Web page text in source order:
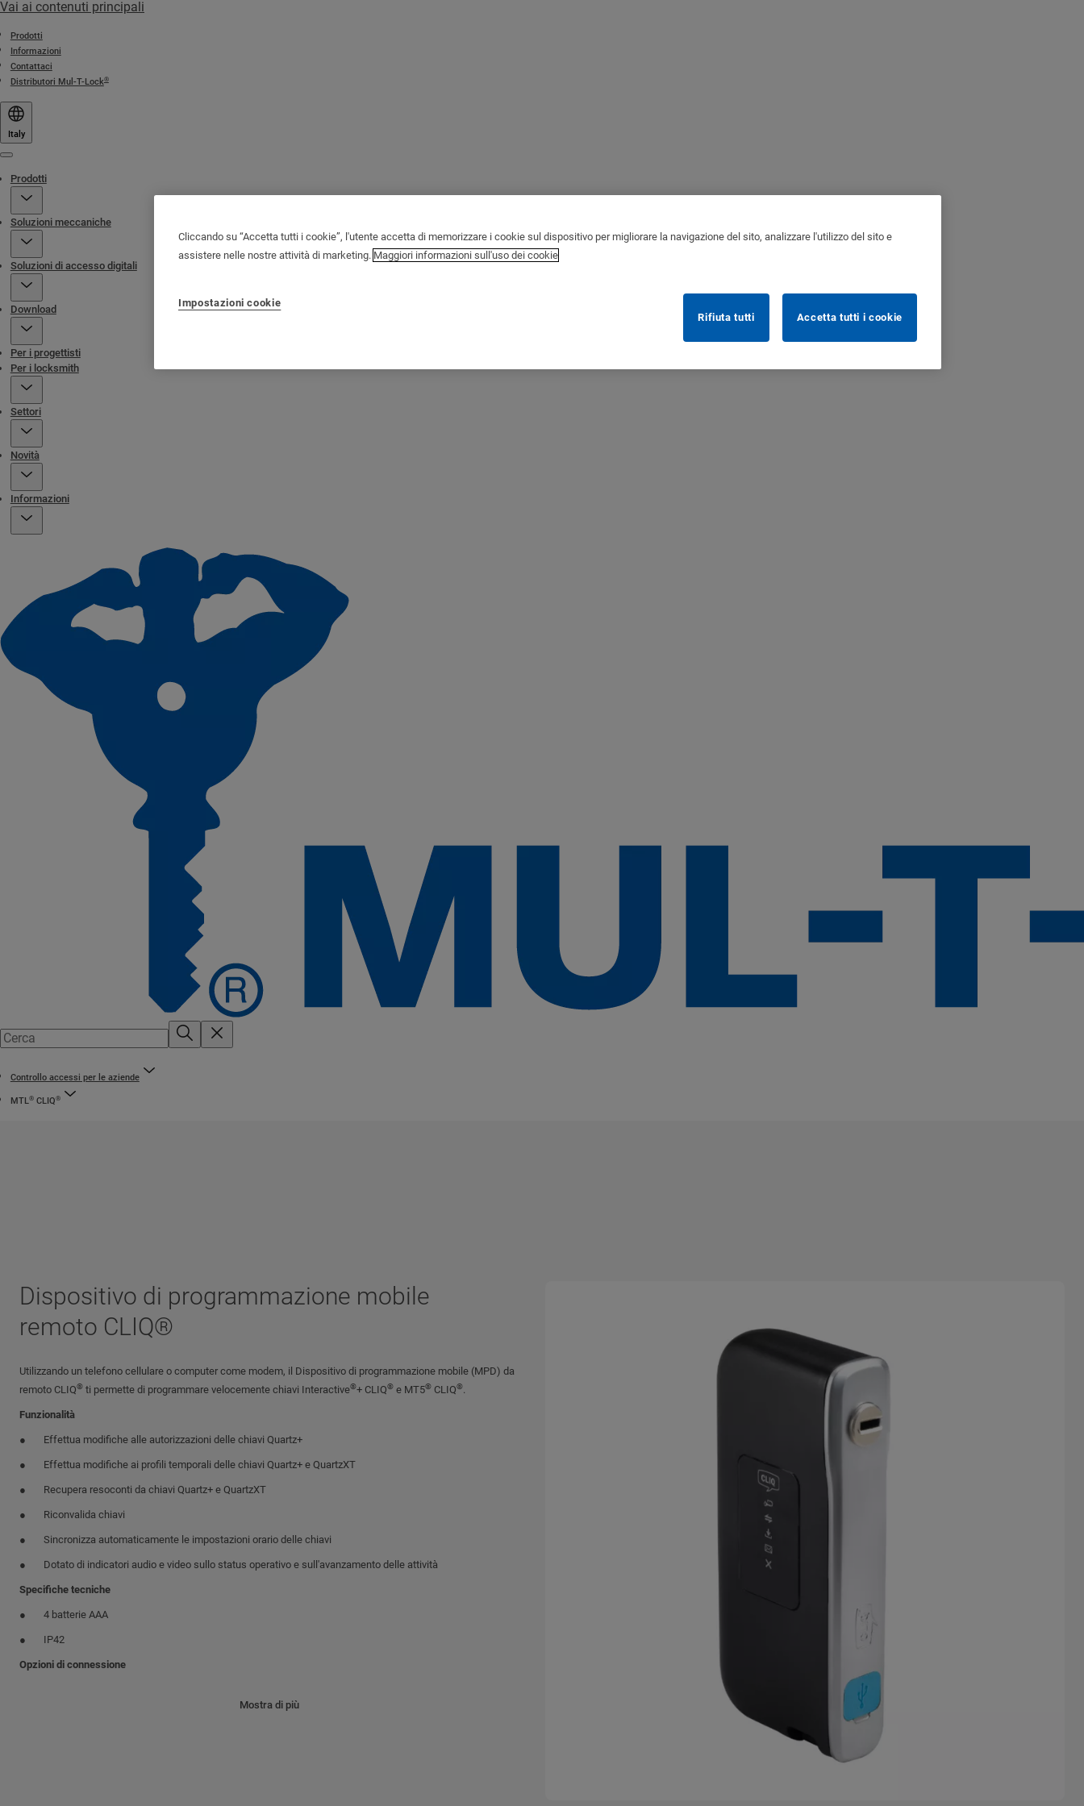
Vai ai contenuti principali
Prodotti
Informazioni
Contattaci
Distributori Mul-T-Lock®
Italy
Prodotti
Soluzioni meccaniche
Soluzioni di accesso digitali
Download
Per i progettisti
Per i locksmith
Settori
Novità
Informazioni
Controllo accessi per le aziende
MTL®CLIQ®
Dispositivo di programmazione mobile
remoto CLIQ®
Utilizzando un telefono cellulare o computer come modem, il Dispositivo di programmazione mobile (MPD) da
remoto CLIQ® ti permette di programmare velocemente chiavi Interactive®+ CLIQ® e MT5® CLIQ®.
Funzionalità
Effettua modifiche alle autorizzazioni delle chiavi Quartz+
Effettua modifiche ai profili temporali delle chiavi Quartz+ e QuartzXT
Recupera resoconti da chiavi Quartz+ e QuartzXT
Riconvalida chiavi
Sincronizza automaticamente le impostazioni orario delle chiavi
Dotato di indicatori audio e video sullo status operativo e sull'avanzamento delle attività
Specifiche tecniche
4 batterie AAA
IP42
Opzioni di connessione
cellulari senza necessità di installare softwareMostra di più
Cliccando su “Accetta tutti i cookie”, l'utente accetta di memorizzare i cookie sul dispositivo per migliorare la navigazione del sito, analizzare l'utilizzo del sito e
assistere nelle nostre attività di marketing. Maggiori informazioni sull'uso dei cookie
Impostazioni cookie
Rifiuta tutti
Accetta tutti i cookie